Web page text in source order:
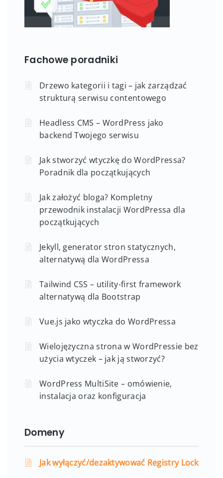
Fachowe poradniki
Drzewo kategorii i tagi – jak zarządzać
strukturą serwisu contentowego
Headless CMS – WordPress jako
backend Twojego serwisu
Jak stworzyć wtyczkę do WordPressa?
Poradnik dla początkujących
Jak założyć bloga? Kompletny
przewodnik instalacji WordPressa dla
początkujących
Jekyll, generator stron statycznych,
alternatywą dla WordPressa
Tailwind CSS – utility-first framework
alternatywą dla Bootstrap
Vue.js jako wtyczka do WordPressa
Wielojęzyczna strona w WordPressie bez
użycia wtyczek – jak ją stworzyć?
WordPress MultiSite – omówienie,
instalacja oraz konfiguracja
Domeny
Jak wyłączyć/dezaktywować Registry Lock